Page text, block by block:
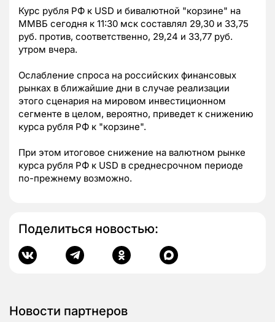
Курс рубля РФ к USD и бивалютной "корзине" на
ММВБ сегодня к 11:30 мск составлял 29,30 и 33,75
руб. против, соответственно, 29,24 и 33,77 руб.
утром вчера.
Ослабление спроса на российских финансовых
рынках в ближайшие дни в случае реализации
этого сценария на мировом инвестиционном
сегменте в целом, вероятно, приведет к снижению
курса рубля РФ к "корзине".
При этом итоговое снижение на валютном рынке
курса рубля РФ к USD в среднесрочном периоде
по-прежнему возможно.
Поделиться новостью:
Новости партнеров